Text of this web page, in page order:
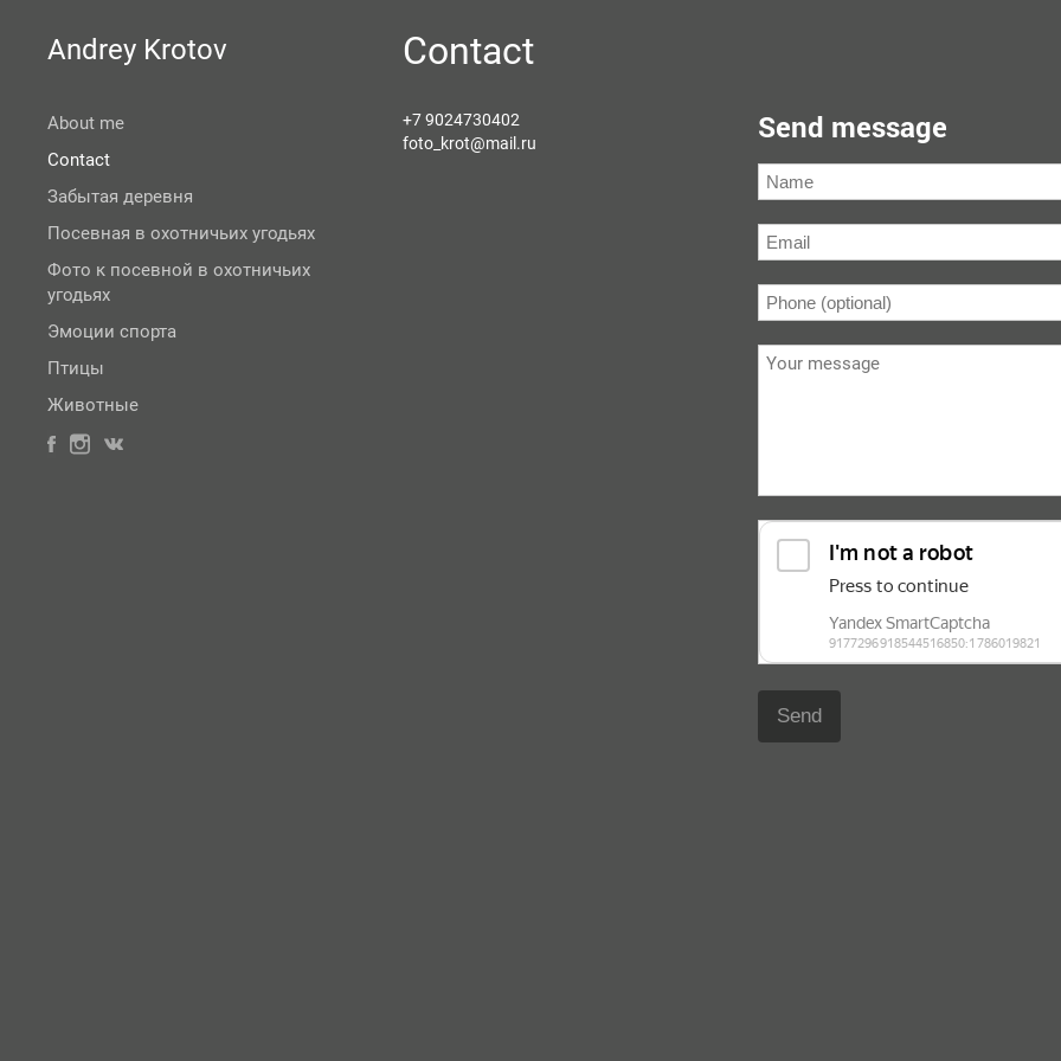
Andrey Krotov
About me
Contact
Забытая деревня
Посевная в охотничьих угодьях
Фото к посевной в охотничьих
угодьях
Эмоции спорта
Птицы
Животные
Contact
+7 9024730402
foto_krot@mail.ru
Send message